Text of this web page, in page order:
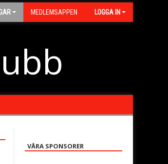
MEDLEMSAPPEN LOGGA IN
VÅRA SPONSORER